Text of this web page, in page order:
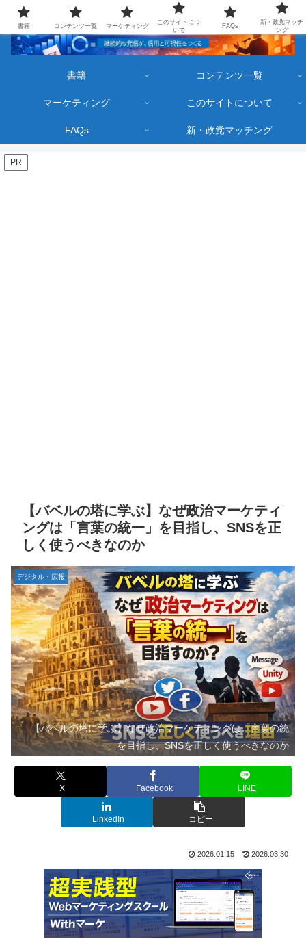
書籍 コンテンツ一覧
マーケティング このサイトについて
FAQs 新・政党マッチング
PR
【バベルの塔に学ぶ】なぜ政治マーケティ
ングは「言葉の統一」を目指し、SNSを正
しく使うべきなのか
デジタル・広報
【バベルの塔に学ぶ】なぜ政治マーケティングは「言葉の統
一」を目指し、SNSを正しく使うべきなのか
X Facebook LINE
LinkedIn コピー
2026.01.15 2026.03.30
書籍 コンテンツ一覧 マーケティング
このサイトにつ
いて
FAQs
新・政党マッチ
ング